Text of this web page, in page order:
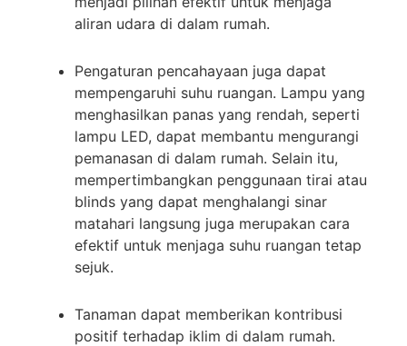
aliran udara di dalam rumah.
Pengaturan pencahayaan juga dapat
mempengaruhi suhu ruangan. Lampu yang
menghasilkan panas yang rendah, seperti
lampu LED, dapat membantu mengurangi
pemanasan di dalam rumah. Selain itu,
mempertimbangkan penggunaan tirai atau
blinds yang dapat menghalangi sinar
matahari langsung juga merupakan cara
efektif untuk menjaga suhu ruangan tetap
sejuk.
Tanaman dapat memberikan kontribusi
positif terhadap iklim di dalam rumah.
Nama Lengkap
Hubungi via WhatsApp